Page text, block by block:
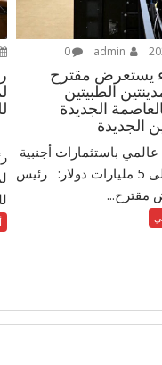
0
يستعرض مقترح
الطبيتين
الجديدة
الجديدة
باستثمارات أجنبية
مباشرة تزيد على 5 مليارات دولار: رئيس
مقترح...